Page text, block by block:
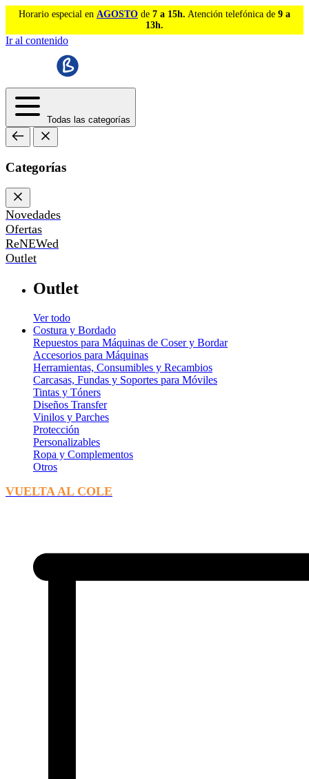
Horario especial en AGOSTO de 7 a 15h. Atención telefónica de 9 a
13h.
Ir al contenido
Todas las categorías
Categorías
Novedades
Ofertas
ReNEWed
Outlet
Outlet
Ver todo
Costura y Bordado
Repuestos para Máquinas de Coser y Bordar
Accesorios para Máquinas
Herramientas, Consumibles y Recambios
Carcasas, Fundas y Soportes para Móviles
Tintas y Tóners
Diseños Transfer
Vinilos y Parches
Protección
Personalizables
Ropa y Complementos
Otros
VUELTA AL COLE